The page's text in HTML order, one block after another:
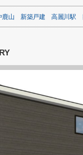
鹿山 新築戸建 高麗川駅